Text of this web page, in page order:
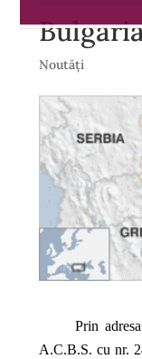
Noutăți
Prin
A.C.B.S. cu nr.